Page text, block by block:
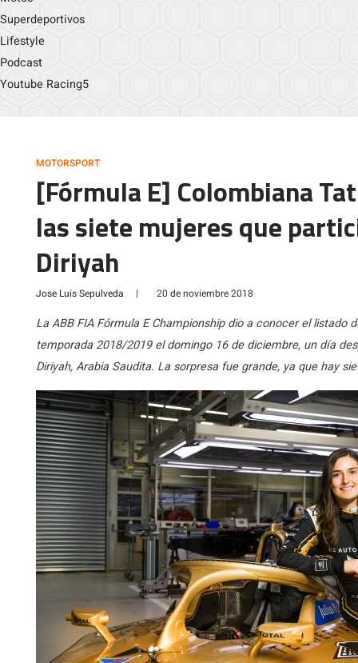
Superdeportivos
Lifestyle
Podcast
Youtube Racing5
MOTORSPORT
[Fórmula E] Colombiana
las siete mujeres que
Diriyah
Jose Luis Sepulveda | 20 de noviembre 2018
La ABB FIA Fórmula E Championship dio a conocer el
temporada 2018/2019 el domingo 16 de diciembre, un día
Diriyah, Arabia Saudita. La sorpresa fue grande, ya que hay